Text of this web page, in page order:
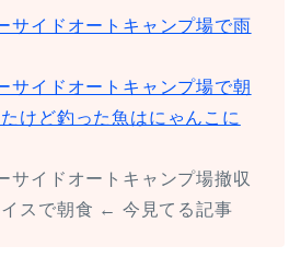
サイドオートキャンプ場で雨
サイドオートキャンプ場で朝
けど釣った魚はにゃんこに
サイドオートキャンプ場撤収
イスで朝食 ← 今見てる記事